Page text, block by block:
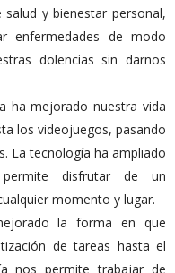
y bienestar personal,
enfermedades de modo
dolencias sin darnos
ha mejorado nuestra vida
los videojuegos, pasando
La tecnología ha ampliado
disfrutar de un
momento y lugar.
la forma en que
de tareas hasta el
nos permite trabajar de